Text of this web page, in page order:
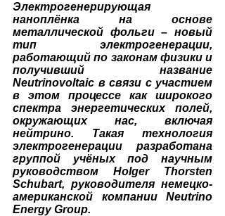
Электрогенерирующая
наноплёнка на основе
металлической фольги – новый
тип электрогенерации,
работающий по законам физики и
получивший название
Neutrinovoltaic в связи с участием
в этом процессе как широкого
спектра энергетических полей,
окружающих нас, включая
нейтрино. Такая технология
электрогенерации разработана
группой учёных под научным
руководством Holger Thorsten
Schubart, руководителя немецко-
американской компании Neutrino
Energy Group.